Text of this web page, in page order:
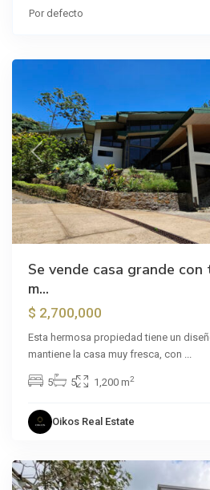
Por defecto
Colón
Previous
Se vende casa grande
m...
$ 2,700,000
Esta hermosa propiedad tiene un
mantiene la casa muy fresca, con ...
5 5 1,200 m2
Oikos Real Estate